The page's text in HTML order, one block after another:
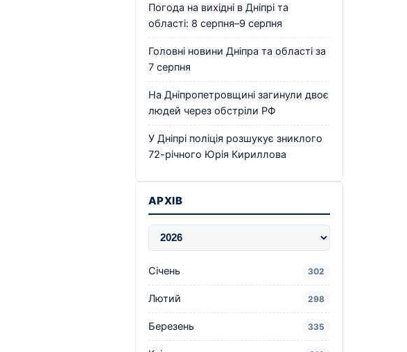
Погода на вихідні в Дніпрі та
області: 8 серпня–9 серпня
Головні новини Дніпра та області за
7 серпня
На Дніпропетровщині загинули двоє
людей через обстріли РФ
У Дніпрі поліція розшукує зниклого
72-річного Юрія Кириллова
АРХІВ
Січень 302
Лютий 298
Березень 335